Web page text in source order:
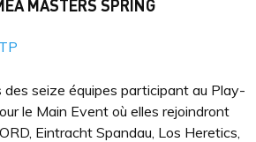
MASTERS SPRING
des seize équipes participant au Play-
le Main Event où elles rejoindront
Eintracht Spandau, Los Heretics,